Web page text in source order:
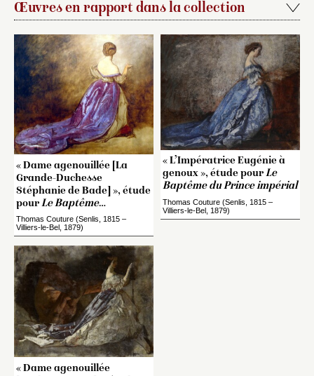
Œuvres en rapport dans la collection
« Dame agenouillée [La
Grande-Duchesse
Stéphanie de Bade] », étude
pourLe Baptême…
Thomas Couture (Senlis, 1815 –
Villiers-le-Bel, 1879)
« Dame agenouillée
« L’Impératrice Eugénie à
genoux », étude pourLe
Baptême du Prince impérial
Thomas Couture (Senlis, 1815 –
Villiers-le-Bel, 1879)